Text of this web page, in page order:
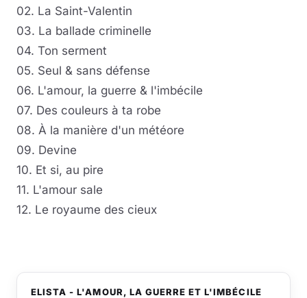
02. La Saint-Valentin
03. La ballade criminelle
04. Ton serment
05. Seul & sans défense
06. L'amour, la guerre & l'imbécile
07. Des couleurs à ta robe
08. À la manière d'un météore
09. Devine
10. Et si, au pire
11. L'amour sale
12. Le royaume des cieux
ELISTA - L'AMOUR, LA GUERRE ET L'IMBÉCILE